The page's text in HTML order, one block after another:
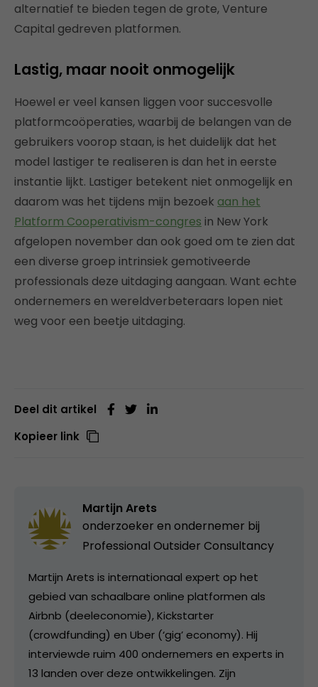
alternatief te bieden tegen de grote, Venture
Capital gedreven platformen.
Lastig, maar nooit onmogelijk
Hoewel er veel kansen liggen voor succesvolle
platformcoöperaties, waarbij de belangen van de
gebruikers voorop staan, is het duidelijk dat het
model lastiger te realiseren is dan het in eerste
instantie lijkt. Lastiger betekent niet onmogelijk en
daarom was het tijdens mijn bezoek aan het
Platform Cooperativism-congres in New York
afgelopen november dan ook goed om te zien dat
een diverse groep intrinsiek gemotiveerde
professionals deze uitdaging aangaan. Want echte
ondernemers en wereldverbeteraars lopen niet
weg voor een beetje uitdaging.
Deel dit artikel
Kopieer link
Martijn Arets
onderzoeker en ondernemer bij
Professional Outsider Consultancy
Martijn Arets is internationaal expert op het
gebied van schaalbare online platformen als
Airbnb (deeleconomie), Kickstarter
(crowdfunding) en Uber (‘gig’ economy). Hij
interviewde ruim 400 ondernemers en experts in
13 landen over deze ontwikkelingen. Zijn